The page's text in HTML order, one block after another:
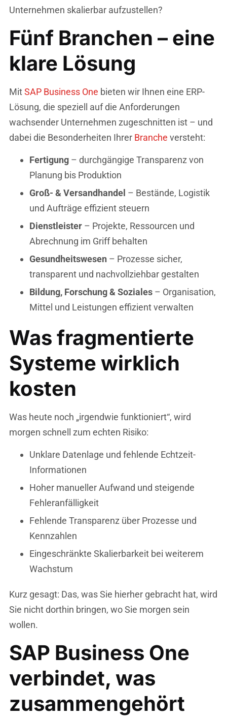
Unternehmen skalierbar aufzustellen?
Fünf Branchen – eine
klare Lösung
MitSAP Business One bieten wir Ihnen eine ERP-
Lösung, die speziell auf die Anforderungen
wachsender Unternehmen zugeschnitten ist – und
dabei die Besonderheiten Ihrer Branche versteht:
Fertigung– durchgängige Transparenz von
Planung bis Produktion
Groß- & Versandhandel – Bestände, Logistik
und Aufträge effizient steuern
Dienstleister– Projekte, Ressourcen und
Abrechnung im Griff behalten
Gesundheitswesen– Prozesse sicher,
transparent und nachvollziehbar gestalten
Bildung, Forschung & Soziales– Organisation,
Mittel und Leistungen effizient verwalten
Was fragmentierte
Systeme wirklich
kosten
Was heute noch „irgendwie funktioniert“, wird
morgen schnell zum echten Risiko:
Unklare Datenlage und fehlende Echtzeit-
Informationen
Hoher manueller Aufwand und steigende
Fehleranfälligkeit
Fehlende Transparenz über Prozesse und
Kennzahlen
Eingeschränkte Skalierbarkeit bei weiterem
Wachstum
Kurz gesagt: Das, was Sie hierher gebracht hat, wird
Sie nicht dorthin bringen, wo Sie morgen sein
wollen.
SAP Business One
verbindet, was
zusammengehört